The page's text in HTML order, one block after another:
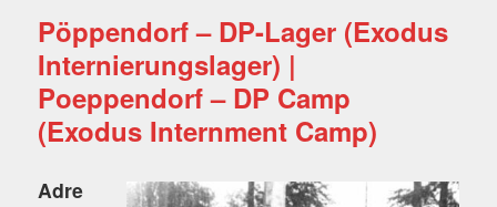
Pöppendorf – DP-Lager (Exodus
Internierungslager) |
Poeppendorf – DP Camp
(Exodus Internment Camp)
Adre